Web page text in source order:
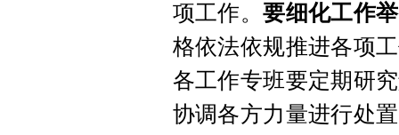
项工作。要细化工作
格依法依规推进各项
各工作专班要定期研
协调各方力量进行处